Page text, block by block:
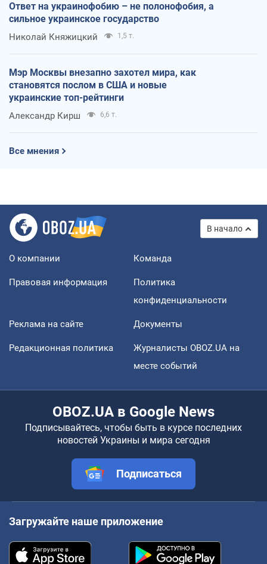
Ответ на украинофобию – не полонофобия, а
сильное украинское государство
Николай Княжицкий 1,5 т.
Мэр Москвы внезапно захотел мира, как
становятся послом в США и новые
украинские топ-рейтинги
Александр Кирш 6,6 т.
Все мнения
В начало
О компании Команда
Правовая информация
Политика
конфиденциальности
Реклама на сайте Документы
Редакционная политика
Журналисты OBOZ.UA на
месте событий
OBOZ.UA в Google News
Подписывайтесь, чтобы быть в курсе последних
новостей Украины и мира сегодня
Подписаться
Загружайте наше приложение